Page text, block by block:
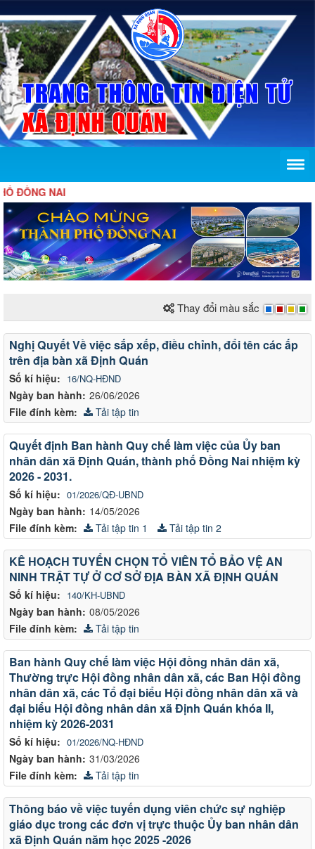
ĐỒNG NAI
Thay đổi màu sắc
Văn
bản
Số kí hiệu: 16/NQ-HĐND
Ngày ban hành: 26/06/2026
Nghị Quyết Về việc sắp xếp, điều chỉnh, đổi tên các ấp
trên địa bàn xã Định Quán
File đính kèm: Tải tập tin
Số kí hiệu: 01/2026/QĐ-UBND
Ngày ban hành: 14/05/2026
Quyết định Ban hành Quy chế làm việc của Ủy ban
nhân dân xã Định Quán, thành phố Đồng Nai nhiệm kỳ
2026 - 2031.
File đính kèm: Tải tập tin 1 Tải tập tin 2
Số kí hiệu: 140/KH-UBND
Ngày ban hành: 08/05/2026
KÊ HOẠCH TUYỂN CHỌN TỔ VIÊN TỔ BẢO VỆ AN
NINH TRẬT TỰ Ở CƠ SỞ ĐỊA BÀN XÃ ĐỊNH QUÁN
File đính kèm: Tải tập tin
Số kí hiệu: 01/2026/NQ-HĐND
Ngày ban hành: 31/03/2026
Ban hành Quy chế làm việc Hội đồng nhân dân xã,
Thường trực Hội đồng nhân dân xã, các Ban Hội đồng
nhân dân xã, các Tổ đại biểu Hội đồng nhân dân xã và
đại biểu Hội đồng nhân dân xã Định Quán khóa II,
nhiệm kỳ 2026-2031
File đính kèm: Tải tập tin
Thông báo về việc tuyến dụng viên chức sự nghiệp
giáo dục trong các đơn vị trực thuộc Ủy ban nhân dân
xã Định Quán năm học 2025 -2026